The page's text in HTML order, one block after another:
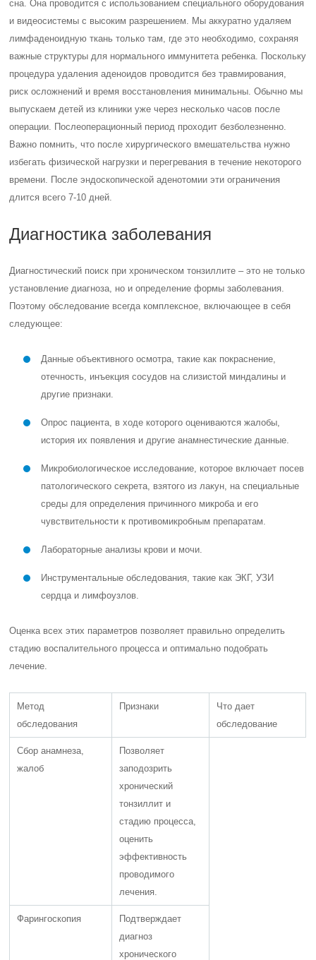
сна. Она проводится с использованием специального оборудования
и видеосистемы с высоким разрешением. Мы аккуратно удаляем
лимфаденоидную ткань только там, где это необходимо, сохраняя
важные структуры для нормального иммунитета ребенка. Поскольку
процедура удаления аденоидов проводится без травмирования,
риск осложнений и время восстановления минимальны. Обычно мы
выпускаем детей из клиники уже через несколько часов после
операции. Послеоперационный период проходит безболезненно.
Важно помнить, что после хирургического вмешательства нужно
избегать физической нагрузки и перегревания в течение некоторого
времени. После эндоскопической аденотомии эти ограничения
длится всего 7-10 дней.
Диагностика заболевания
Диагностический поиск при хроническом тонзиллите – это не только
установление диагноза, но и определение формы заболевания.
Поэтому обследование всегда комплексное, включающее в себя
следующее:
Данные объективного осмотра, такие как покраснение,
отечность, инъекция сосудов на слизистой миндалины и
другие признаки.
Опрос пациента, в ходе которого оцениваются жалобы,
история их появления и другие анамнестические данные.
Микробиологическое исследование, которое включает посев
патологического секрета, взятого из лакун, на специальные
среды для определения причинного микроба и его
чувствительности к противомикробным препаратам.
Лабораторные анализы крови и мочи.
Инструментальные обследования, такие как ЭКГ, УЗИ
сердца и лимфоузлов.
Оценка всех этих параметров позволяет правильно определить
стадию воспалительного процесса и оптимально подобрать
лечение.
Метод
обследования
Признаки
Что дает
обследование
Сбор анамнеза,
жалоб
Позволяет
заподозрить
хронический
тонзиллит и
стадию процесса,
оценить
эффективность
проводимого
лечения.
Фарингоскопия
Подтверждает
диагноз
хронического